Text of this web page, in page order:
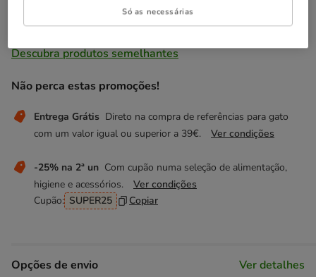
Não perca estas promoções!
Entrega Grátis Direto na compra de referências para gato
com um valor igual ou superior a 39€.
Ver condições
-25% na 2ª un Com cupão numa seleção de alimentação,
higiene e acessórios.
Ver condições
Cupão: SUPER25 Copiar
Temporariamente sem stock
Descubra produtos semelhantes
Opções de envio Ver detalhes
Só as necessárias